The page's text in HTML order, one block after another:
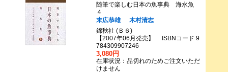
随筆で楽しむ日本の魚事典 海水魚
４
末広恭雄
木村清志
錦秋社 (Ｂ６)
【2007年06月発売】 ISBNコード 9
784309907246
3,080円
在庫状況：品切れのためご注文いただ
けません